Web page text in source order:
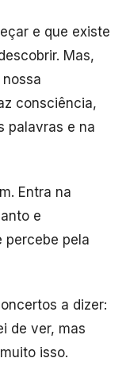
e que existe
Mas,
consciência,
palavras e na
Entra na
e
percebe pela
a dizer:
de ver, mas
isso.